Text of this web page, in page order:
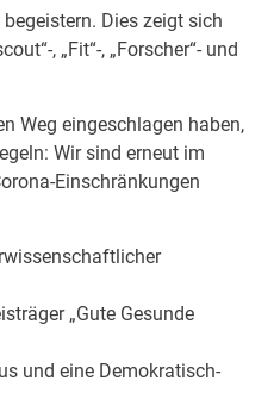
Dies zeigt sich
, „Fit“-, „Forscher“- und
Weg eingeschlagen haben,
Wir sind erneut im
Einschränkungen
„Gute Gesunde
und eine Demokratisch-